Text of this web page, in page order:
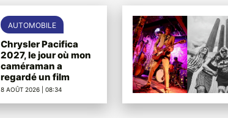
AUTOMOBILE
Chrysler Pacifica
2027, le jour où mon
caméraman a
regardé un film
8 AOÛT 2026 | 08:34